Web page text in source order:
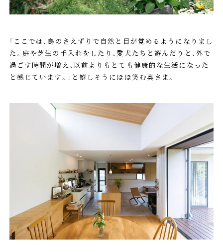
「ここでは、鳥のさえずりで自然と目が覚めるようになりまし
た。庭や芝生の手入れをしたり、愛犬たちと遊んだりと、外で
過ごす時間が増え、以前よりもとても健康的な生活になった
と感じています。」と嬉しそうにほほ笑む奥さま。